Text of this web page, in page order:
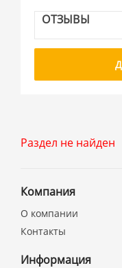
ОТЗЫВЫ
Раздел не найден
Компания
О компании
Контакты
Информация